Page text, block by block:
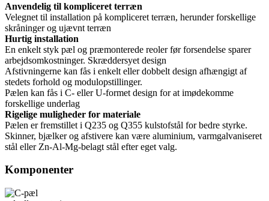
Anvendelig til kompliceret terræn
Velegnet til installation på kompliceret terræn, herunder forskellige
skråninger og ujævnt terræn
Hurtig installation
En enkelt styk pæl og præmonterede reoler før forsendelse sparer
arbejdsomkostninger. Skræddersyet design
Afstivningerne kan fås i enkelt eller dobbelt design afhængigt af
stedets forhold og modulopstillinger.
Pælen kan fås i C- eller U-formet design for at imødekomme
forskellige underlag
Rigelige muligheder for materiale
Pælen er fremstillet i Q235 og Q355 kulstofstål for bedre styrke.
Skinner, bjælker og afstivere kan være aluminium, varmgalvaniseret
stål eller Zn-Al-Mg-belagt stål efter eget valg.
Komponenter